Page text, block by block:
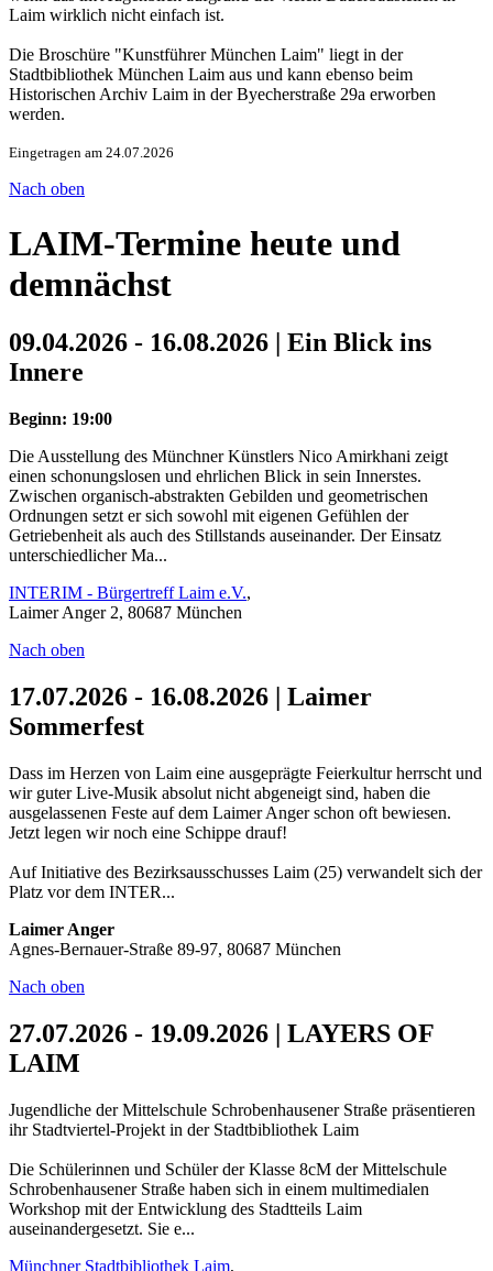
Laim wirklich nicht einfach ist.
Die Broschüre "Kunstführer München Laim" liegt in der
Stadtbibliothek München Laim aus und kann ebenso beim
Historischen Archiv Laim in der Byecherstraße 29a erworben
werden.
Eingetragen am 24.07.2026
Nach oben
LAIM-Termine heute und
demnächst
09.04.2026 - 16.08.2026 | Ein Blick ins
Innere
Beginn: 19:00
Die Ausstellung des Münchner Künstlers Nico Amirkhani zeigt
einen schonungslosen und ehrlichen Blick in sein Innerstes.
Zwischen organisch-abstrakten Gebilden und geometrischen
Ordnungen setzt er sich sowohl mit eigenen Gefühlen der
Getriebenheit als auch des Stillstands auseinander. Der Einsatz
unterschiedlicher Ma...
INTERIM - Bürgertreff Laim e.V.,
Laimer Anger 2, 80687 München
Nach oben
17.07.2026 - 16.08.2026 | Laimer
Sommerfest
Dass im Herzen von Laim eine ausgeprägte Feierkultur herrscht und
wir guter Live-Musik absolut nicht abgeneigt sind, haben die
ausgelassenen Feste auf dem Laimer Anger schon oft bewiesen.
Jetzt legen wir noch eine Schippe drauf!
Auf Initiative des Bezirksausschusses Laim (25) verwandelt sich der
Platz vor dem INTER...
Laimer Anger
Agnes-Bernauer-Straße 89-97, 80687 München
Nach oben
27.07.2026 - 19.09.2026 | LAYERS OF
LAIM
Jugendliche der Mittelschule Schrobenhausener Straße präsentieren
ihr Stadtviertel-Projekt in der Stadtbibliothek Laim
Die Schülerinnen und Schüler der Klasse 8cM der Mittelschule
Schrobenhausener Straße haben sich in einem multimedialen
Workshop mit der Entwicklung des Stadtteils Laim
auseinandergesetzt. Sie e...
Münchner Stadtbibliothek Laim,